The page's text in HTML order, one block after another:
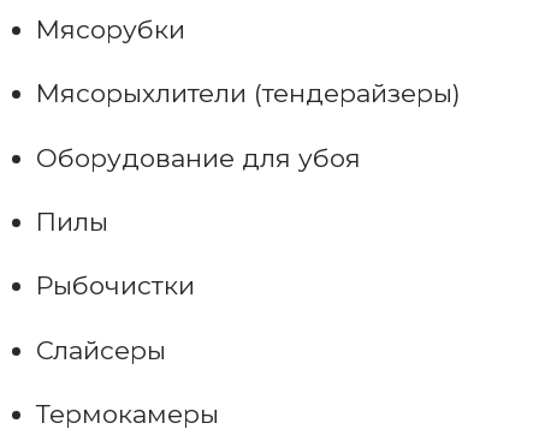
Мясорубки
Мясорыхлители (тендерайзеры)
Оборудование для убоя
Пилы
Рыбочистки
Слайсеры
Термокамеры